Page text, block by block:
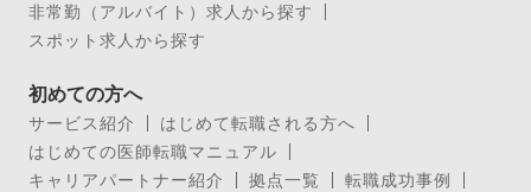
非常勤（アルバイト）求人から探す
スポット求人から探す
初めての方へ
サービス紹介
はじめて転職される方へ
はじめての医師転職マニュアル
キャリアパートナー紹介
拠点一覧
転職成功事例